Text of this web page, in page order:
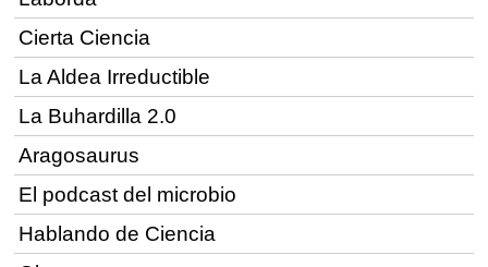
Cierta Ciencia
La Aldea Irreductible
La Buhardilla 2.0
Aragosaurus
El podcast del microbio
Hablando de Ciencia